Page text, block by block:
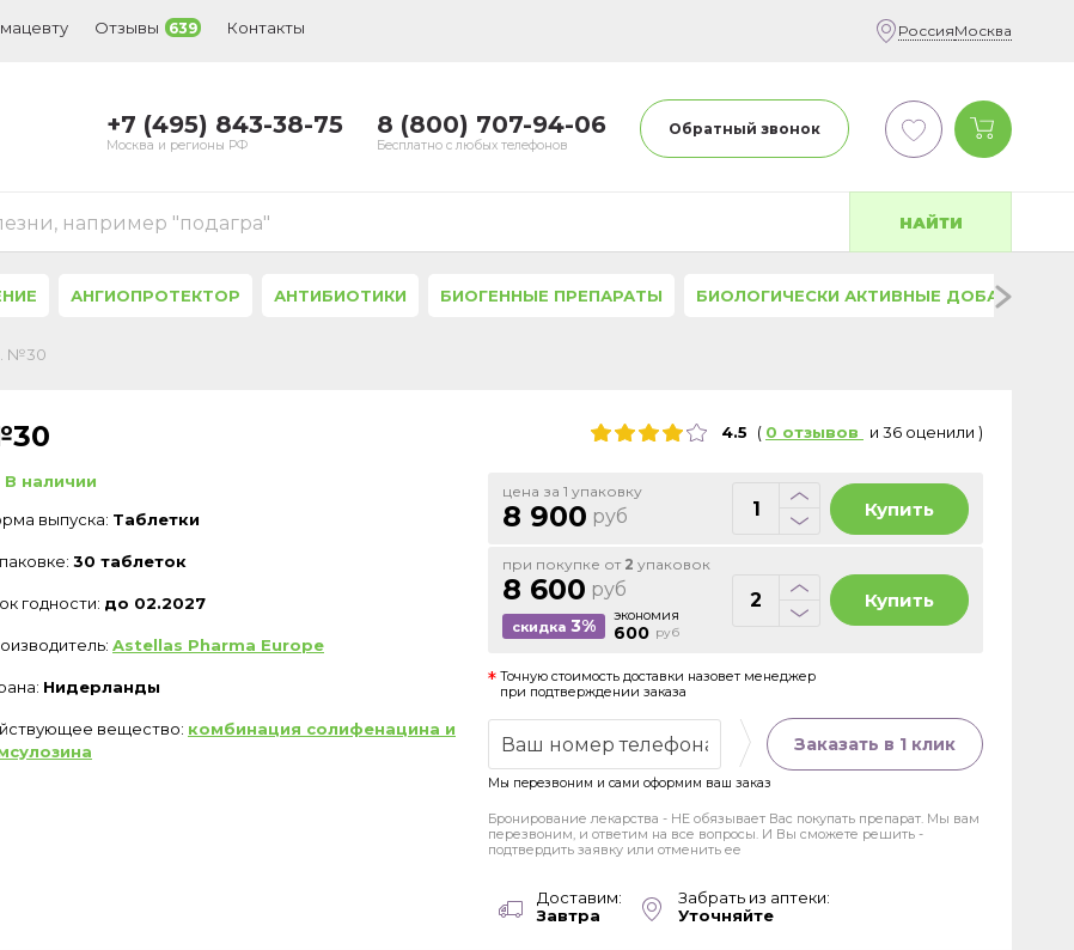
Отзывы 639 Контакты РоссияМосква
+7 (495) 843-38-75
Москва и регионы РФ
8 (800) 707-94-06
Бесплатно с любых телефонов
Обратный звонок
например "подагра" НАЙТИ
АНГИОПРОТЕКТОР АНТИБИОТИКИ БИОГЕННЫЕ ПРЕПАРАТЫ БИОЛОГИЧЕСКИ АКТИВНЫЕ ДОБАВКИ
№30
4.5 ( 0 отзывов и 36 оценили )
В наличии
выпуска: Таблетки
30 таблеток
годности: до 02.2027
Astellas Pharma Europe
Нидерланды
вещество: комбинация солифенацина и
цена за 1 упаковку
8 900 руб Купить
при покупке от 2 упаковок
8 600 руб
скидка 3% экономия
600 руб
Купить
Точную стоимость доставки назовет менеджер
при подтверждении заказа
Заказать в 1 клик
Мы перезвоним и сами оформим ваш заказ
Бронирование лекарства - НЕ обязывает Вас покупать препарат. Мы вам
перезвоним, и ответим на все вопросы. И Вы сможете решить -
подтвердить заявку или отменить ее
Доставим:
Завтра
Забрать из аптеки:
Уточняйте